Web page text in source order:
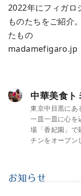
2022年にフィガロ
ものたちをご紹介
たもの
madamefigaro.jp
中華美食ト
東京中目黒にあ
一皿一皿に心を
場「香妃園」で
チンをオープン
お知らせ